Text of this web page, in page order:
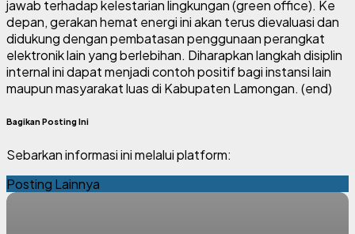
jawab terhadap kelestarian lingkungan (green office). Ke
depan, gerakan hemat energi ini akan terus dievaluasi dan
didukung dengan pembatasan penggunaan perangkat
elektronik lain yang berlebihan. Diharapkan langkah disiplin
internal ini dapat menjadi contoh positif bagi instansi lain
maupun masyarakat luas di Kabupaten Lamongan. (end)
Bagikan Posting Ini
Sebarkan informasi ini melalui platform:
Posting Lainnya